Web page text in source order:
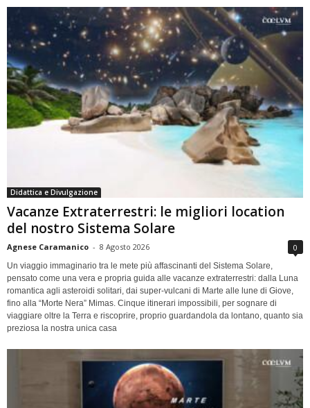
Didattica e Divulgazione
Vacanze Extraterrestri: le migliori location
del nostro Sistema Solare
Agnese Caramanico - 8 Agosto 2026 0
Un viaggio immaginario tra le mete più affascinanti del Sistema Solare,
pensato come una vera e propria guida alle vacanze extraterrestri: dalla Luna
romantica agli asteroidi solitari, dai super-vulcani di Marte alle lune di Giove,
fino alla “Morte Nera” Mimas. Cinque itinerari impossibili, per sognare di
viaggiare oltre la Terra e riscoprire, proprio guardandola da lontano, quanto sia
preziosa la nostra unica casa